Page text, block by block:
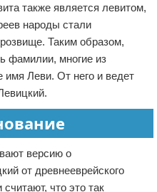
также является левитом,
народы стали
Таким образом,
фамилии, многие из
имя Леви. От него и ведет
версию о
от древнееврейского
что это так